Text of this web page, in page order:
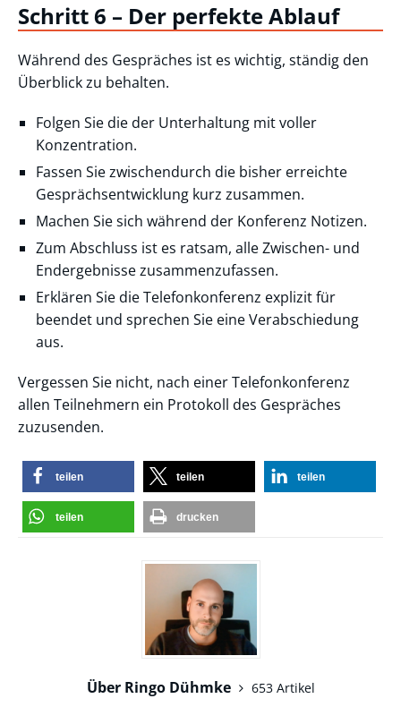
Schritt 6 – Der perfekte Ablauf
Während des Gespräches ist es wichtig, ständig den
Überblick zu behalten.
Folgen Sie die der Unterhaltung mit voller
Konzentration.
Fassen Sie zwischendurch die bisher erreichte
Gesprächsentwicklung kurz zusammen.
Machen Sie sich während der Konferenz Notizen.
Zum Abschluss ist es ratsam, alle Zwischen- und
Endergebnisse zusammenzufassen.
Erklären Sie die Telefonkonferenz explizit für
beendet und sprechen Sie eine Verabschiedung
aus.
Vergessen Sie nicht, nach einer Telefonkonferenz
allen Teilnehmern ein Protokoll des Gespräches
zuzusenden.
teilen teilen teilen
teilen drucken
Über Ringo Dühmke
653 Artikel